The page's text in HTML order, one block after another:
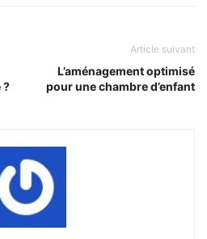
?
Article suivant
L’aménagement optimisé
pour une chambre d’enfant